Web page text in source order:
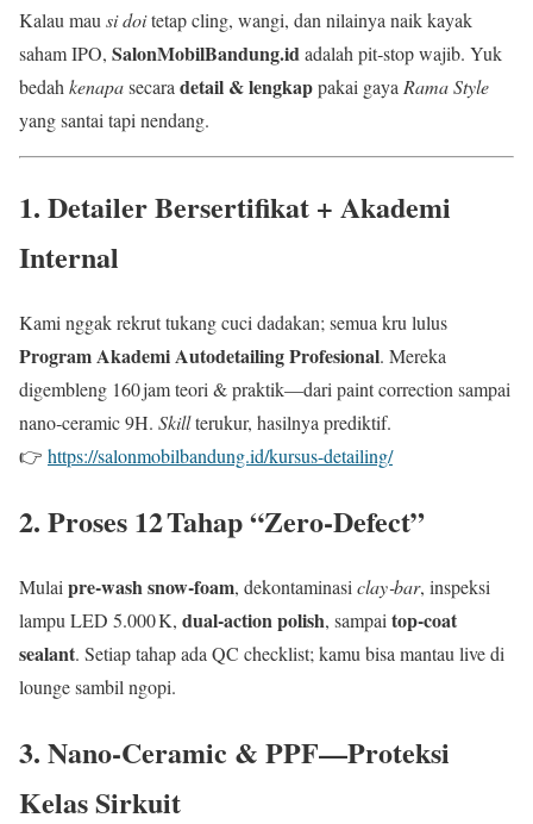
Kalau mausi doitetap cling, wangi, dan nilainya naik kayak
saham IPO, SalonMobilBandung.idadalah pit‑stop wajib. Yuk
bedahkenapasecaradetail & lengkappakai gayaRama Style
yang santai tapi nendang.
1. Detailer Bersertifikat + Akademi
Internal
Kami nggak rekrut tukang cuci dadakan; semua kru lulus
Program Akademi Autodetailing Profesional. Mereka
digembleng 160 jam teori & praktik—dari paint correction sampai
nano‑ceramic 9H. Skillterukur, hasilnya prediktif.
👉 https://salonmobilbandung.id/kursus-detailing/
2. Proses 12 Tahap “Zero‑Defect”
Mulai pre‑wash snow‑foam, dekontaminasi clay‑bar, inspeksi
lampu LED 5.000 K, dual‑action polish, sampai top‑coat
sealant. Setiap tahap ada QC checklist; kamu bisa mantau live di
lounge sambil ngopi.
3. Nano‑Ceramic & PPF—Proteksi
Kelas Sirkuit